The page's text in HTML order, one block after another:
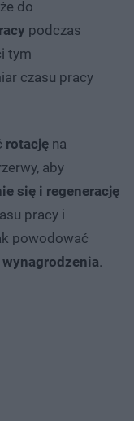
do
podczas
tym
czasu pracy
rotację na
aby
się i regenerację
pracy i
powodować
wynagrodzenia.